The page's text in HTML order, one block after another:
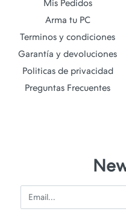
Mis Pedidos
Arma tu PC
Terminos y condiciones
Garantía y devoluciones
Politicas de privacidad
Preguntas Frecuentes
Email